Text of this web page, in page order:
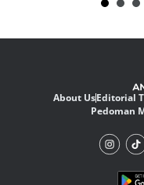
About UsEditorial
Pedoman